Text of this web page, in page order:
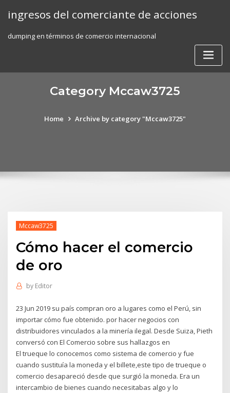
ingresos del comerciante de acciones
dumping en términos de comercio internacional
Category Mccaw3725
Home Archive by category "Mccaw3725"
Mccaw3725
Cómo hacer el comercio
de oro
by Editor
23 Jun 2019 su país compran oro a lugares como el Perú, sin
importar cómo fue obtenido. por hacer negocios con
distribuidores vinculados a la minería ilegal. Desde Suiza, Pieth
conversó con El Comercio sobre sus hallazgos en
El trueque lo conocemos como sistema de comercio y fue
cuando sustituía la moneda y el billete,este tipo de trueque o
comercio desapareció desde que surgió la moneda. Era un
intercambio de bienes cuando necesitabas algo y lo